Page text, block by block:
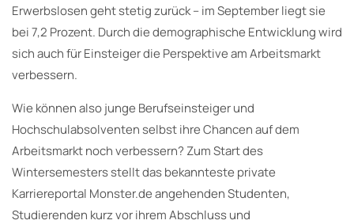
Erwerbslosen geht stetig zurück – im September liegt sie
bei 7,2 Prozent. Durch die demographische Entwicklung wird
sich auch für Einsteiger die Perspektive am Arbeitsmarkt
verbessern.
Wie können also junge Berufseinsteiger und
Hochschulabsolventen selbst ihre Chancen auf dem
Arbeitsmarkt noch verbessern? Zum Start des
Wintersemesters stellt das bekannteste private
Karriereportal Monster.de angehenden Studenten,
Studierenden kurz vor ihrem Abschluss und